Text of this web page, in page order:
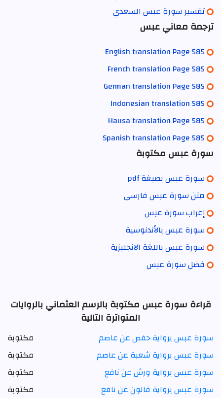
تفسير سورة عبس السعدي
ترجمة معاني عبس
English translation Page 585
French translation Page 585
German translation Page 585
Indonesian translation 585
Hausa translation Page 585
Spanish translation Page 585
سورة عبس مكتوبة
سورة عبس بصيغة pdf
متن سورة عبس فارسی
إعراب سورة عبس
سورة عبس بالأندنوسية
سورة عبس باللغة الانجليزية
فضل سورة عبس
قراءة سورة عبس مكتوبة بالرسم العثماني بالروايات
المتواترة التالية
سورة عبس برواية حفص عن عاصم
مكتوبة
سورة عبس برواية شعبة عن عاصم
مكتوبة
سورة عبس برواية ورش عن نافع
مكتوبة
سورة عبس برواية قالون عن نافع
مكتوبة